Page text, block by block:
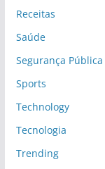
Receitas
Saúde
Segurança Pública
Sports
Technology
Tecnologia
Trending